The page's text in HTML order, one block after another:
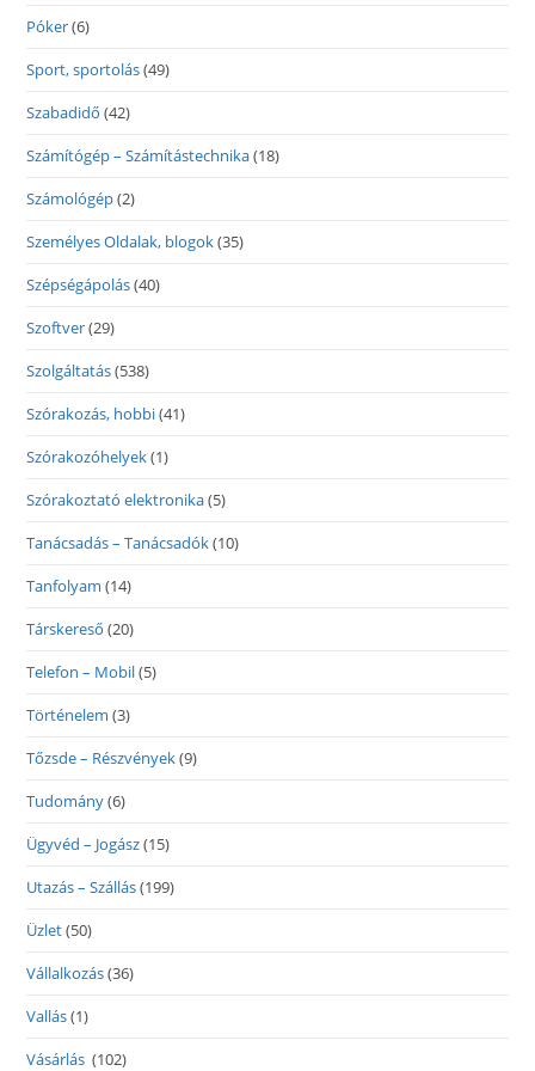
Póker(6)
Sport, sportolás(49)
Szabadidő (42)
Számítógép – Számítástechnika(18)
Számológép(2)
Személyes Oldalak, blogok(35)
Szépségápolás(40)
Szoftver(29)
Szolgáltatás(538)
Szórakozás, hobbi(41)
Szórakozóhelyek(1)
Szórakoztató elektronika(5)
Tanácsadás – Tanácsadók(10)
Tanfolyam (14)
Társkereső (20)
Telefon – Mobil(5)
Történelem (3)
Tőzsde – Részvények(9)
Tudomány(6)
Ügyvéd – Jogász(15)
Utazás – Szállás(199)
Üzlet(50)
Vállalkozás(36)
Vallás(1)
Vásárlás (102)